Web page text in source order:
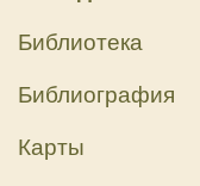
Библиотека
Библиография
Карты